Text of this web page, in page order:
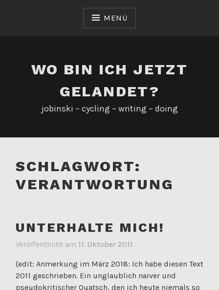
MENÜ
WO BIN ICH JETZT
GELANDET?
jobinski – cycling – writing – doing
SCHLAGWORT:
VERANTWORTUNG
UNTERHALTE MICH!
Veröffentlicht am 11. Oktober 2011
(edit: Anmerkung im März 2018: Ich habe diesen Text
2011 geschrieben. Ein unglaublich naiver und
pseudokritischer Quatsch, den ich heute niemals so